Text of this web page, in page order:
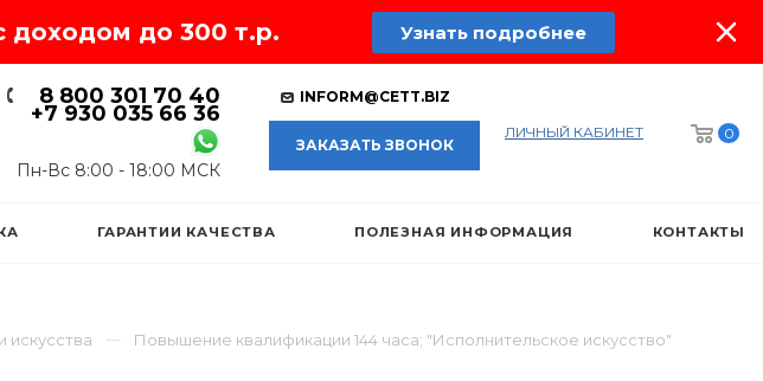
доходом до 300 т.р. Узнать подробнее
8 800 301 70 40
+7 930 035 66 36
Пн-Вс 8:00 - 18:00 МСК
INFORM@CETT.BIZ
ЗАКАЗАТЬ ЗВОНОК
ЛИЧНЫЙ КАБИНЕТ 0
ГАРАНТИИ КАЧЕСТВА ПОЛЕЗНАЯ ИНФОРМАЦИЯ КОНТАКТЫ
искусства Повышение квалификации 144 часа; "Исполнительское искусство"